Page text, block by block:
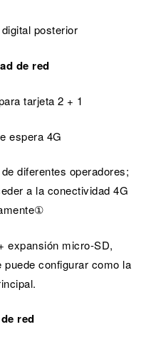
posterior
de red
tarjeta 2 + 1
espera 4G
diferentes operadores;
a la conectividad 4G
expansión micro-SD,
configurar como la
red